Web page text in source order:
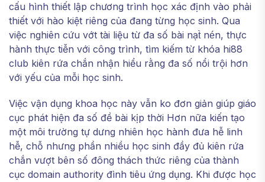
cấu hình thiết lập chương trình học xác định vào phải
thiết với hào kiệt riêng của đang từng học sinh. Qua
việc nghiên cứu vớt tài liệu từ đa số bài nạt̀ nén, thực
hành thực tiễn với công trình, tìm kiếm từ khóa hi88
club kiên rứa chắn nhận hiểu rằng đa số nổi trội hơn
với yếu của mỗi học sinh.
Việc vận dụng khoa học này vẫn ko đơn giản giúp giáo
cục phát hiện đa số đề bài kịp thời Hơn nữa kiến tạo
một môi trường tự dưng nhiên học hành đưa hễ linh
hễ, chỗ nhưng phần nhiều học sinh đầy đủ kiên rứa
chắn vượt bên số đông thách thức riêng của thành
cục domain authority đình tiêu ứng dụng. Khi được học